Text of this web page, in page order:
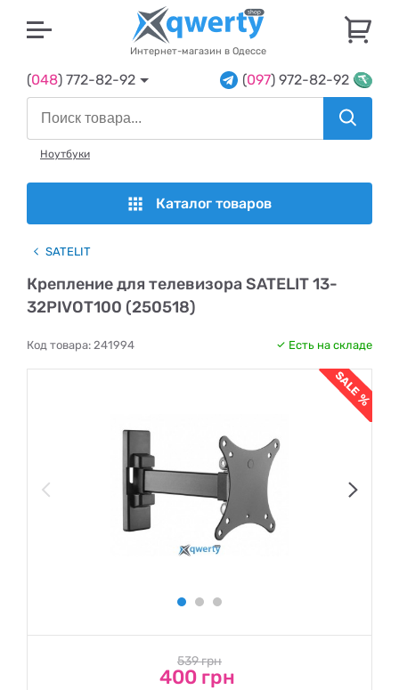
Интернет-магазин в Одессе
(048) 772-82-92 (097) 972-82-92
Ноутбуки
Каталог товаров
SATELIT
Крепление для телевизора SATELIT 13-
32PIVOT100 (250518)
Код товара: 241994 Есть на складе
539 грн
400 грн